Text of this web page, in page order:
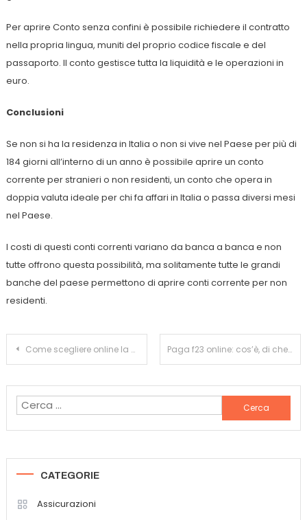
Per aprire Conto senza confini è possibile richiedere il contratto
nella propria lingua, muniti del proprio codice fiscale e del
passaporto. Il conto gestisce tutta la liquidità e le operazioni in
euro.
Conclusioni
Se non si ha la residenza in Italia o non si vive nel Paese per più di
184 giorni all’interno di un anno è possibile aprire un conto
corrente per stranieri o non residenti, un conto che opera in
doppia valuta ideale per chi fa affari in Italia o passa diversi mesi
nel Paese.
I costi di questi conti correnti variano da banca a banca e non
tutte offrono questa possibilità, ma solitamente tutte le grandi
banche del paese permettono di aprire conti corrente per non
residenti.
Navigazione
Come scegliere online la carta prepagata più adatta alle proprie necessità Paga f23 online: cos’è, di che cosa si tratta e come funziona
Ricerca
per:
CATEGORIE
Assicurazioni